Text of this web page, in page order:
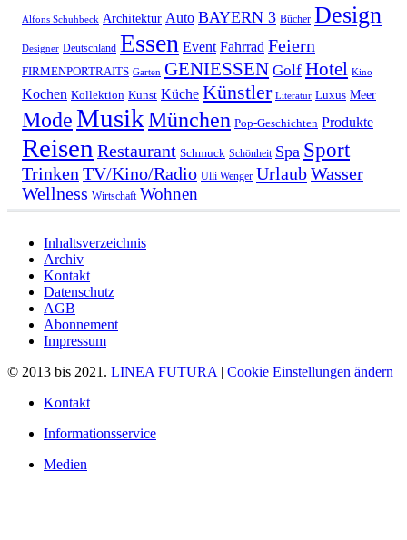
Alfons Schuhbeck Architektur Auto BAYERN 3 Bücher Design
Designer Deutschland Essen Event Fahrrad Feiern
FIRMENPORTRAITS Garten GENIESSEN Golf Hotel Kino
Kochen Kollektion Kunst Küche Künstler Literatur Luxus Meer
ModeMusikMünchen Pop-Geschichten Produkte
Reisen Restaurant Schmuck Schönheit Spa Sport
Trinken TV/Kino/Radio Ulli Wenger UrlaubWasser
Wellness Wirtschaft Wohnen
Inhaltsverzeichnis
Archiv
Kontakt
Datenschutz
AGB
Abonnement
Impressum
© 2013 bis 2021. LINEA FUTURA | Cookie Einstellungen ändern
Kontakt
Informationsservice
Medien